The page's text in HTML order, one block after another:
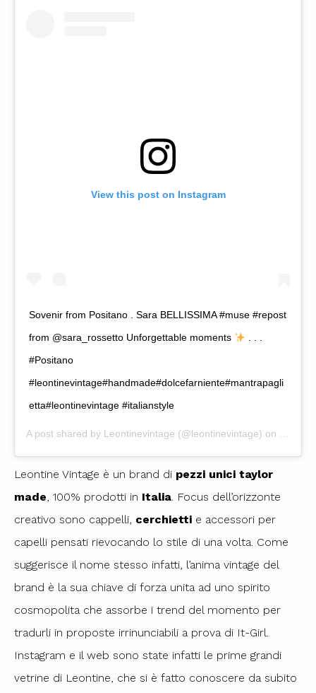
View this post on Instagram
Sovenir from Positano . Sara BELLISSIMA #muse #repost
from @sara_rossetto Unforgettable moments
. . .
#Positano
#leontinevintage#handmade#dolcefarniente#mantrapagli
etta#leontinevintage #italianstyle
A post shared by Leontinevintage (@leontinevintage) on May
Leontine Vintage è un brand di pezzi unici taylor
made, 100% prodotti in Italia. Focus dell’orizzonte
creativo sono cappelli, cerchietti e accessori per
capelli pensati rievocando lo stile di una volta. Come
suggerisce il nome stesso infatti, l’anima vintage del
brand è la sua chiave di forza unita ad uno spirito
cosmopolita che assorbe i trend del momento per
tradurli in proposte irrinunciabili a prova di It-Girl.
Instagram e il web sono state infatti le prime grandi
vetrine di Leontine, che si è fatto conoscere da subito